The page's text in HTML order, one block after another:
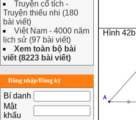
Truyện cổ tích -
Truyện thiếu nhi (180
bài viết)
Việt Nam - 4000 năm
lịch sử (97 bài viết)
Xem toàn bộ bài
viết (8223 bài viết)
Đăng nhập/Đăng ký
Bí danh
Mật
khẩu
Hình 42b